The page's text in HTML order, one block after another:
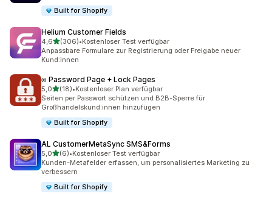
Built for Shopify
Helium Customer Fields
4,6von 5 Sternen
(306)
306 Rezensionen insgesamt
•Kostenloser Test verfügbar
Anpassbare Formulare zur Registrierung oder Freigabe neuer
Kund:innen
∞ Password Page + Lock Pages
5,0von 5 Sternen
(18)
18 Rezensionen insgesamt
•Kostenloser Plan verfügbar
Seiten per Passwort schützen und B2B-Sperre für
Großhandelskund:innen hinzufügen
Built for Shopify
AL CustomerMetaSync SMS&Forms
5,0von 5 Sternen
(6)
6 Rezensionen insgesamt
•Kostenloser Test verfügbar
Kunden-Metafelder erfassen, um personalisiertes Marketing zu
verbessern
Built for Shopify